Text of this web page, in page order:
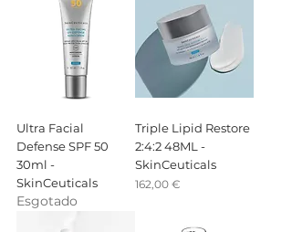
Ultra Facial
Defense SPF 50
30ml -
SkinCeuticals
Esgotado
Triple Lipid Restore
2:4:2 48ML -
SkinCeuticals
Preço
162,00 €